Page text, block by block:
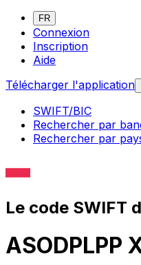
FR
Connexion
Inscription
Aide
Télécharger l'application
SWIFT/BIC
Rechercher par
Rechercher par
Le code SWIFT
ASODPLPP